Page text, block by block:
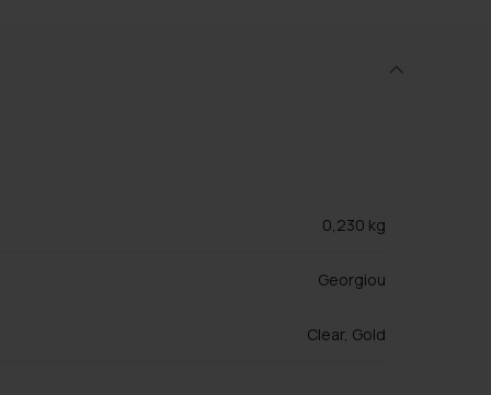
0,230 kg
Georgiou
Clear, Gold